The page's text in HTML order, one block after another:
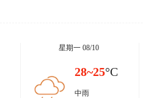
星期一 08/10
28~25°C
中雨